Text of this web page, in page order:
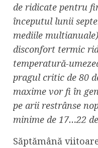
de ridicate pentru
începutul lunii
mediile
disconfort termic
temperatură-
pragul critic de 80
maxime vor fi în
pe arii restrânse
minime de 17…22
Săptămână